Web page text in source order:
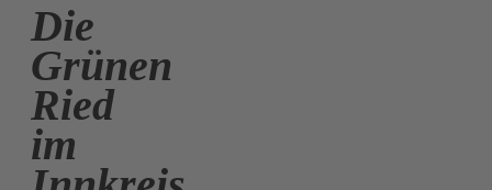
Die
Grünen
Ried
im